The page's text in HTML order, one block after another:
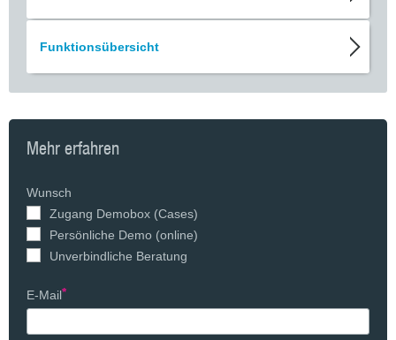
Funktionsübersicht
Mehr erfahren
Wunsch
Zugang Demobox (Cases)
Persönliche Demo (online)
Unverbindliche Beratung
E-Mail